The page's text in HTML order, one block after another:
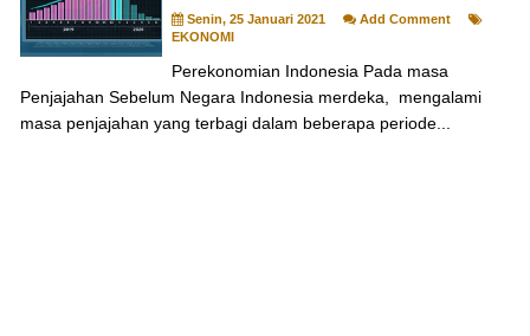
Senin, 25 Januari 2021
Add Comment
EKONOMI
Perekonomian Indonesia Pada masa
Penjajahan Sebelum Negara Indonesia merdeka, mengalami
masa penjajahan yang terbagi dalam beberapa periode...